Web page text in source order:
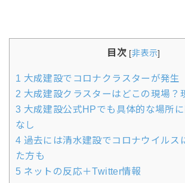
目次 [非表示]
1 大成建設でコロナクラスターが発生
2 大成建設クラスターはどこの現場？
3 大成建設公式HPでも具体的な場所
なし
4 過去には清水建設でコロナウイルス
た方も
5 ネットの反応＋Twitter情報